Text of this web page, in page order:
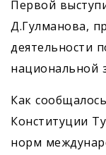
Первой
Д.Гулманова,
деятельности
национальной
Как
Конституции
норм